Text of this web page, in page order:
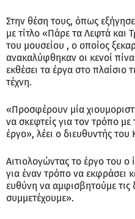
Στην θέση τους, όπως
με τίτλο «Πάρε τα Λεφτά και
του μουσείου , ο οποίος
ανακαλύφθηκαν οι κενοί
εκθέσει τα έργα στο πλαίσιο
τέχνη.
«Προσφέρουν μία
να σκεφτείς για τον τρόπο με
έργο», λέει ο διευθυντής του
Αιτιολογώντας το έργο του ο
για έναν τρόπο να εκφράσει
ευθύνη να αμφισβητούμε τις
συμμετέχουμε».